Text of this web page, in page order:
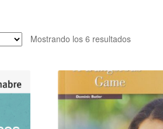
Mostrando los 6 resultadosOrdenado